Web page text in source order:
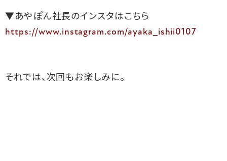
https://www.instagram.com/ayaka_ishii0107
それでは、次回もお楽しみに。